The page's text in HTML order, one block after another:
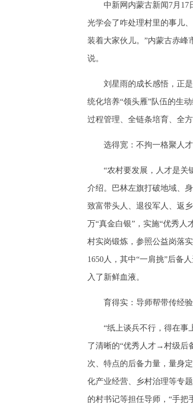
中新网内蒙古新闻7月17日
光学会了咋处理村里的事儿
装着大家伙儿。”内蒙古赤峰
说。
刘星雨的成长感悟，正是
统化培养“领头雁”队伍的生
过程管理、全链条培育、全
选得宽：不拘一格聚人才
“农村要发展，人才是关键
介绍。巴林左旗打破地域、
致富带头人、退役军人、返
万“真金白银”，实施“优秀人
村实岗锻炼，参照公益岗落
1650人，其中“一肩挑”后备
入了新鲜血液。
育得实：导师帮带传经验
“纸上谈兵不行，得在事上
了清晰的“优秀人才→村级后
次、特点的后备力量，量身
化产业经营、乡村治理等专
的村书记等担任导师，“手